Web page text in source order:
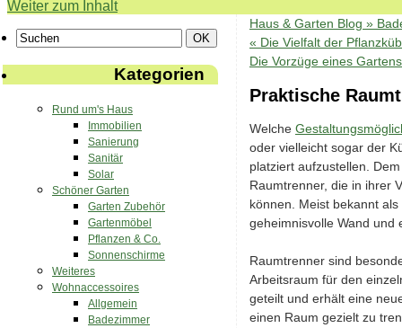
Weiter zum Inhalt
Haus & Garten Blog »
« Die Vielfalt der
Die Vorzüge eines
Praktische
Welche
oder vielleicht sogar der
platziert aufzustellen.
Raumtrenner, die in ihrer
können. Meist bekannt
geheimnisvolle Wand und
Raumtrenner sind
Arbeitsraum für den
geteilt und erhält eine
einen Raum gezielt zu
Kategorien
Rund um's Haus
Immobilien
Sanierung
Sanitär
Solar
Schöner Garten
Garten Zubehör
Gartenmöbel
Pflanzen & Co.
Sonnenschirme
Weiteres
Wohnaccessoires
Allgemein
Badezimmer